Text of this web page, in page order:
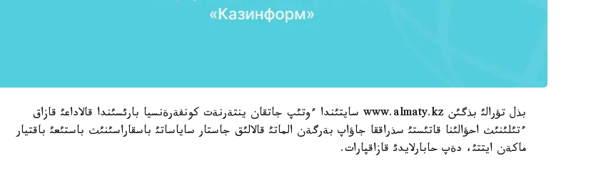
بذل تؤرالئ بذگئن www.almaty.kz سايتئندا ءوتئپ جاتقان ينتةرنةت كونفةرةنسيا بارئسئندا قالاداعئ قازاق
ءتئلئنئث احؤالئنا قاتئستئ سذراققا جاؤاپ بةرگةن الماتئ قالالئق جاستار ساياساتئ باسقاراسئنئث باستئعئ باقتيار
ماكةن ايتتئ، دةپ حابارلايدئ قازاقپارات.